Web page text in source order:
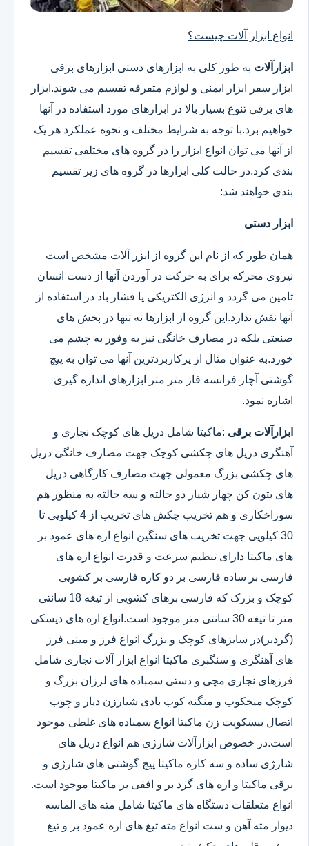
انواع ابزار آلات چیست؟
ابزارآلات به طور کلی به ابزارهای دستی ابزارهای برقی
ابزار سفر ابزار ایمنی و لوازم متفرقه تقسیم می شوند.ابزار
های برقی تنوع بسیار بالا در ابزارهای مورد استفاده در آنها
خواهیم برد.با توجه به شرایط مختلف و نحوه عملکرد هر یک
از آنها می توان انواع ابزار را در گروه های مختلفی تقسیم
بندی کرد.در حالت کلی ابزارها در گروه های زیر تقسیم
بندی خواهند شد:
ابزار دستی
همان طور که از نام این گروه از ابزر آلات مشخص است
نیروی محرکه برای به حرکت در آوردن آنها از دست انسان
تامین می گردد و انرژی الکتریکی یا فشار باد در استفاده از
آنها نقش ندارد.این گروه از ابزارها نه تنها در بخش های
صنعتی بلکه در مصارف خانگی نیز به وفور به چشم می
خورد.به عنوان مثال از پرکاربردترین آنها می توان به پیچ
گوشتی آچار فرانسه فاز متر متر ابزارهای اندازه گیری
اشاره نمود.
ابزارآلات برقی :ماکیتا شامل دریل های کوچک نجاری و
آهنگری دریل های چکشی کوچک جهت مصارف خانگی دریل
های چکشی بزرگ معمولی جهت مصارف کارگاهی دریل
های بتون کن چهار شیار دو حالته و سه حالته به منظور هم
سوراخکاری و هم تخریب چکش های تخریب از 4 کیلویی تا
30 کیلویی جهت تخریب های سنگین انواع اره های عمود بر
های ماکیتا دارای تنظیم سرعت و قدرت انواع اره های
فارسی بر ساده فارسی بر دو کاره فارسی بر کشویی
کوچک و بزرک که فارسی برهای کشویی از تیغه 18 سانتی
متر تا تیغه 30 سانتی متر موجود است.انواع اره های دیسکی
(گردبر)در سایزهای کوچک و بزرگ انواع فرز و مینی فرز
های آهنگری و سنگبری ماکیتا انواع ابزار آلات نجاری شامل
فرزهای نجاری مچی و دستی سمباده های لرزان بزرگ و
کوچک میخکوب و منگنه کوب بادی شیارزن دیار و چوب
اتصال بیسکویت زن ماکیتا انواع سمباده های غلطی موجود
است.در خصوص ابزارآلات شارژی هم انواع دریل های
شارژی ساده و سه کاره ماکیتا پیچ گوشتی های شارژی و
برقی ماکیتا و اره های گرد بر و افقی بر ماکیتا موجود است.
انواع متعلقات دستگاه های ماکیتا شامل مته های الماسه
دیوار مته آهن و ست انواع مته تیغ های اره عمود بر و تیغ